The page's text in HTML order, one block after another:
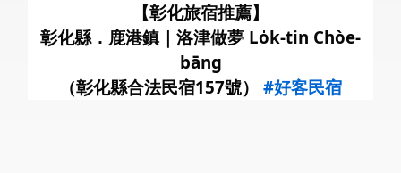
【彰化旅宿推薦】
彰化縣．鹿港鎮｜洛津做夢 Lo̍k-tin Chòe-
bāng
（彰化縣合法民宿157號） #好客民宿